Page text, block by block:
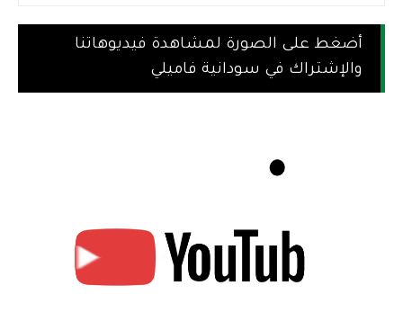
أضغط على الصورة لمشاهدة فيديوهاتنا
والإشتراك في سودانية فاميلي